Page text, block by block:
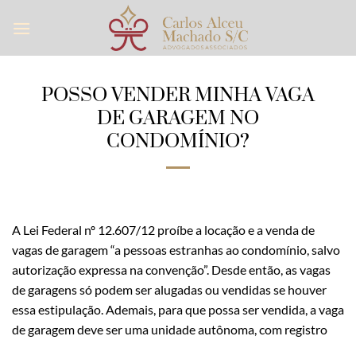
POSSO VENDER MINHA VAGA
DE GARAGEM NO
CONDOMÍNIO?
A Lei Federal nº 12.607/12 proíbe a locação e a venda de
vagas de garagem “a pessoas estranhas ao condomínio, salvo
autorização expressa na convenção”. Desde então, as vagas
de garagens só podem ser alugadas ou vendidas se houver
essa estipulação. Ademais, para que possa ser vendida, a vaga
de garagem deve ser uma unidade autônoma, com registro